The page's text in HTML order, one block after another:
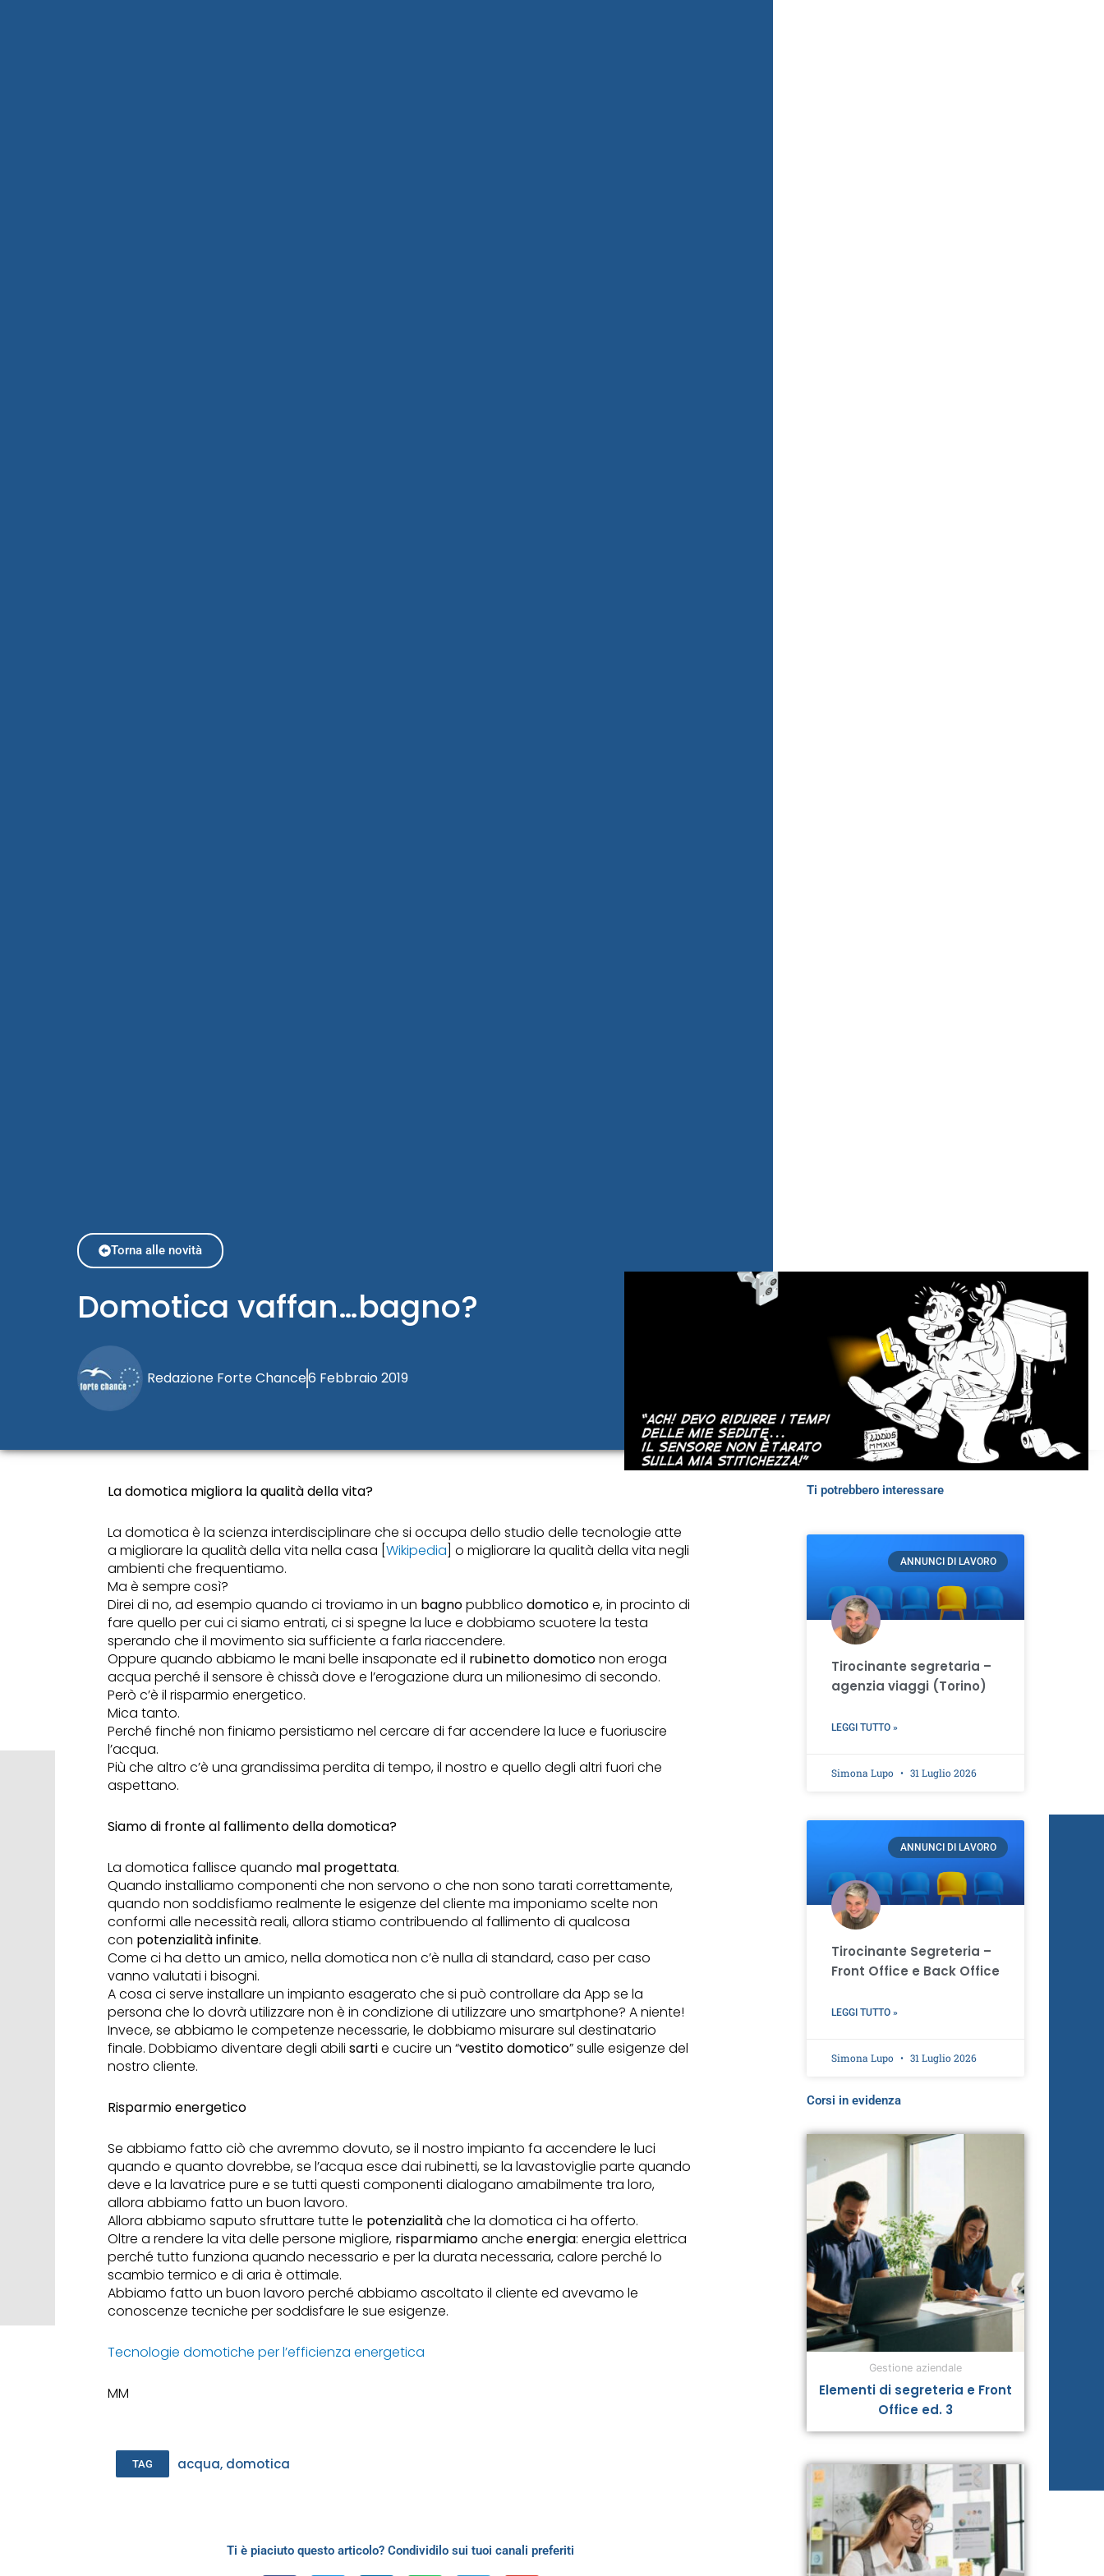
Torna alle novità
Domotica vaffan…bagno?
Redazione Forte Chance6 Febbraio 2019
La domotica migliora la qualità della vita?
La domotica è la scienza interdisciplinare che si occupa dello studio delle tecnologie atte
a migliorare la qualità della vita nella casa [Wikipedia ] o migliorare la qualità della vita negli
ambienti che frequentiamo.
Ma è sempre così?
Direi di no, ad esempio quando ci troviamo in un bagnopubblicodomoticoe, in procinto di
fare quello per cui ci siamo entrati, ci si spegne la luce e dobbiamo scuotere la testa
sperando che il movimento sia sufficiente a farla riaccendere.
Oppure quando abbiamo le mani belle insaponate ed il rubinetto domoticonon eroga
acqua perché il sensore è chissà dove e l’erogazione dura un milionesimo di secondo.
Però c’è il risparmio energetico.
Mica tanto.
Perché finché non finiamo persistiamo nel cercare di far accendere la luce e fuoriuscire
l’acqua.
Più che altro c’è una grandissima perdita di tempo, il nostro e quello degli altri fuori che
aspettano.
Siamo di fronte al fallimento della domotica?
La domotica fallisce quando mal progettata.
Quando installiamo componenti che non servono o che non sono tarati correttamente,
quando non soddisfiamo realmente le esigenze del cliente ma imponiamo scelte non
conformi alle necessità reali, allora stiamo contribuendo al fallimento di qualcosa
con potenzialità infinite.
Come ci ha detto un amico, nella domotica non c’è nulla di standard, caso per caso
vanno valutati i bisogni.
A cosa ci serve installare un impianto esagerato che si può controllare da App se la
persona che lo dovrà utilizzare non è in condizione di utilizzare uno smartphone? A niente!
Invece, se abbiamo le competenze necessarie, le dobbiamo misurare sul destinatario
finale. Dobbiamo diventare degli abilisartie cucire un “vestito domotico” sulle esigenze del
nostro cliente.
Risparmio energetico
Se abbiamo fatto ciò che avremmo dovuto, se il nostro impianto fa accendere le luci
quando e quanto dovrebbe, se l’acqua esce dai rubinetti, se la lavastoviglie parte quando
deve e la lavatrice pure e se tutti questi componenti dialogano amabilmente tra loro,
allora abbiamo fatto un buon lavoro.
Allora abbiamo saputo sfruttare tutte le potenzialitàche la domotica ci ha offerto.
Oltre a rendere la vita delle persone migliore, risparmiamoancheenergia: energia elettrica
perché tutto funziona quando necessario e per la durata necessaria, calore perché lo
scambio termico e di aria è ottimale.
Abbiamo fatto un buon lavoro perché abbiamo ascoltato il cliente ed avevamo le
conoscenze tecniche per soddisfare le sue esigenze.
Tecnologie domotiche per l’efficienza energetica
MM
TAG acqua, domotica
Ti è piaciuto questo articolo? Condividilo sui tuoi canali preferiti
Ti potrebbero interessare
ANNUNCI DI LAVORO
Tirocinante segretaria –
agenzia viaggi (Torino)
LEGGI TUTTO »
Simona Lupo 31 Luglio 2026
ANNUNCI DI LAVORO
Tirocinante Segreteria –
Front Office e Back Office
LEGGI TUTTO »
Simona Lupo 31 Luglio 2026
Corsi in evidenza
Gestione aziendale
Elementi di segreteria e Front
Office ed. 3